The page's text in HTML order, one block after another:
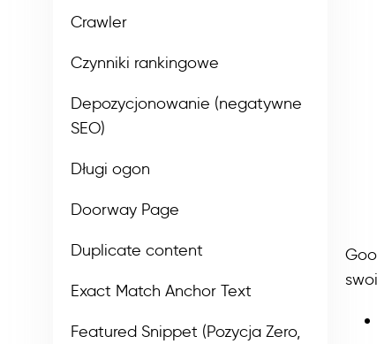
Crawler
Czynniki rankingowe
Depozycjonowanie (negatywne
SEO)
Długi ogon
Doorway Page
Duplicate content
Exact Match Anchor Text
Featured Snippet (Pozycja Zero,